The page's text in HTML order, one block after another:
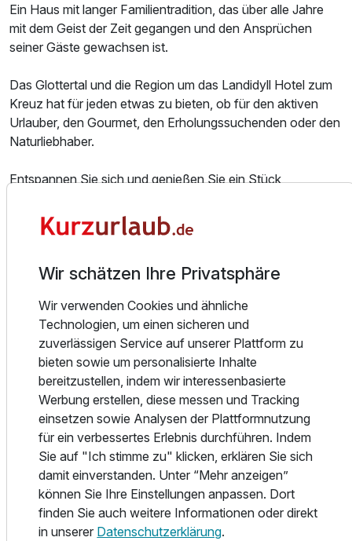
Ein Haus mit langer Familientradition, das über alle Jahre
mit dem Geist der Zeit gegangen und den Ansprüchen
seiner Gäste gewachsen ist.
Das Glottertal und die Region um das Landidyll Hotel zum
Kreuz hat für jeden etwas zu bieten, ob für den aktiven
Urlauber, den Gourmet, den Erholungssuchenden oder den
Naturliebhaber.
Entspannen Sie sich und genießen Sie ein Stück
Urlaubsaktivitäten bietet das Kreuz, schauen Sie doch mal
herein.
Entdecken Sie das Dreiländereck Deutschland, Frankreich
unzählige Entdeckungsmöglichkeiten bieten. Oder
besuchen Sie doch Deutschlands größten Freizeitpark,
den Europa Park in Rust.
Wir freuen uns, Sie bei uns willkommen zu heißen!
Ihre Familie Kunz
Teil der Kette
Landidyll Hotels & Restaurants
Wir schätzen Ihre Privatsphäre
Wir verwenden Cookies und ähnliche
Technologien, um einen sicheren und
zuverlässigen Service auf unserer Plattform zu
bieten sowie um personalisierte Inhalte
bereitzustellen, indem wir interessenbasierte
Werbung erstellen, diese messen und Tracking
einsetzen sowie Analysen der Plattformnutzung
für ein verbessertes Erlebnis durchführen. Indem
Sie auf "Ich stimme zu" klicken, erklären Sie sich
damit einverstanden. Unter “Mehr anzeigen”
können Sie Ihre Einstellungen anpassen. Dort
finden Sie auch weitere Informationen oder direkt
in unserer Datenschutzerklärung.